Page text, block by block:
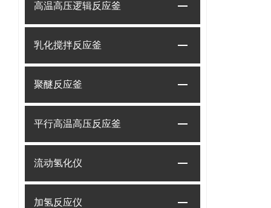
高温高压逻辑反应釜
乳化搅拌反应釜
聚醚反应釜
平行高温高压反应釜
流动氢化仪
加氢反应仪